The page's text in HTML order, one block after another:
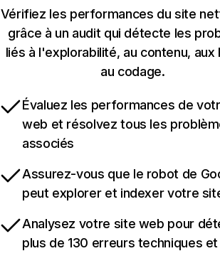
Vérifiez les performances du site
grâce à un audit qui détecte les
liés à l'explorabilité, au contenu, aux
au codage.
Évaluez les performances de
web et résolvez tous les
associés
Assurez-vous que le robot de
peut explorer et indexer votre
Analysez votre site web pour
plus de 130 erreurs techniques et